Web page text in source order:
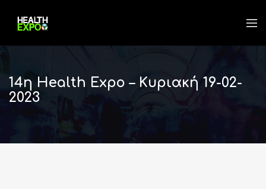
14η Health Expo – Κυριακή 19-02-
2023